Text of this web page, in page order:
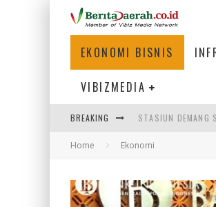
EKONOMI BISNIS
VIBIZMEDIA
BREAKING
SOROTAN LAMPU
PARIWISATA
DEKORASI HUT
Home Ekonomi